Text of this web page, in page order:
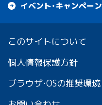
イベント・キャンペーン
このサイトについて
個人情報保護方針
ブラウザ・OSの推奨環境